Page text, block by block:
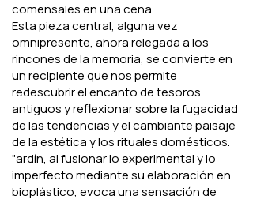
comensales en una cena.
Esta pieza central, alguna vez
omnipresente, ahora relegada a los
rincones de la memoria, se convierte en
un recipiente que nos permite
redescubrir el encanto de tesoros
antiguos y reflexionar sobre la fugacidad
de las tendencias y el cambiante paisaje
de la estética y los rituales domésticos.
"ardín, al fusionar lo experimental y lo
imperfecto mediante su elaboración en
bioplástico, evoca una sensación de